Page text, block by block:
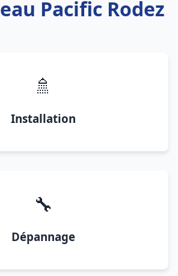
Pacific Rodez
🚿
Installation
🔧
Dépannage